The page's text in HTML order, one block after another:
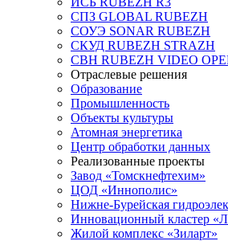
СПЗ GLOBAL RUBEZH
СОУЭ SONAR RUBEZH
СКУД RUBEZH STRAZH
СВН RUBEZH VIDEO
Отраслевые решения
Образование
Промышленность
Объекты культуры
Атомная энергетика
Центр обработки данных
Реализованные проекты
Завод «Томскнефтехим»
ЦОД «Иннополис»
Нижне-Бурейская
Инновационный кластер
Жилой комплекс «Зиларт»